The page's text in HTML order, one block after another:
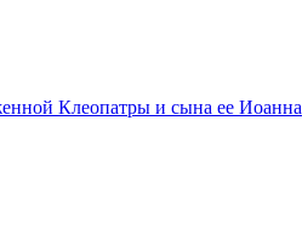
Клеопатры и сына ее Иоанна